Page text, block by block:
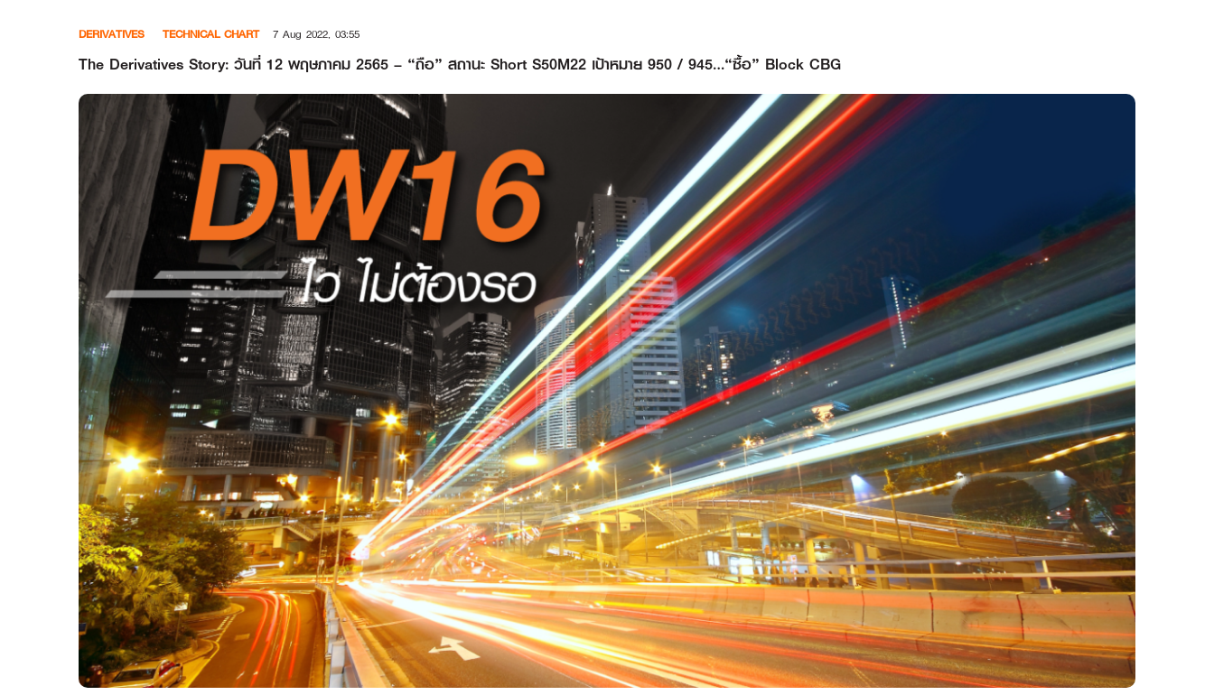
DERIVATIVES TECHNICAL CHART 7 Aug 2022, 03:55
The Derivatives Story: วันที่ 12 พฤษภาคม 2565 – “ถือ” สถานะ Short S50M22 เป้าหมาย 950 / 945…“ซื้อ” Block CBG